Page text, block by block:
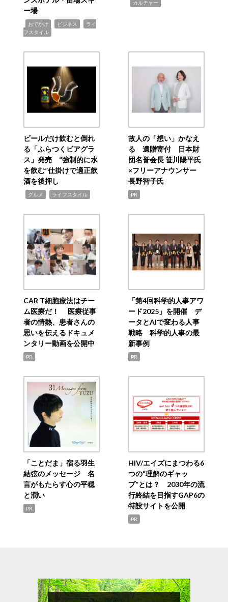
ー場
おでかけ ビジネス
ライ
フスタイル
カルチャー
ビールだけ飲むと倒れ
る「ふらつくビアグラ
ス」発売 “強制的に水
を飲む”仕掛けで適正飲
酒を後押し
グルメ ライフスタイル
故人の「想い」かなえ
る 遺贈寄付 日本財
団名誉会長 笹川陽平氏
×フリーアナウンサー
長野智子氏
PR
CAR T細胞療法はチー
ム医療だ！ 医療従事
者の情熱、患者さんの
思いを伝えるドキュメ
ンタリー動画を公開中
PR
「第4回科学的人事アワ
ード2025」を開催 デ
ータとAIで変わる人事
戦略 科学的人事の最
新事例
PR
「ことだま」宿る羽生
結弦のメッセージ 名
言がもたらす心の平穏
と潤い
PR
HIV/エイズにまつわる6
つの“理解のギャッ
プ”とは？ 2030年の流
行終結を目指すGAP6の
特設サイトを公開
PR